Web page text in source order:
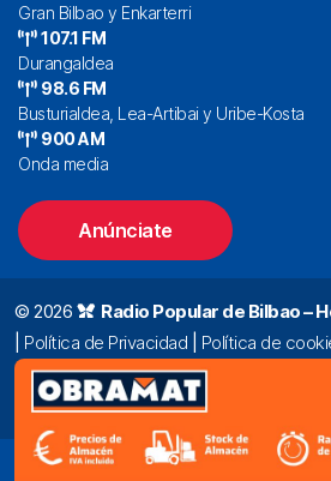
Gran Bilbao y Enkarterri
107.1 FM
Durangaldea
98.6 FM
Busturialdea, Lea-Artibai y Uribe-Kosta
900 AM
Onda media
Anúnciate
© 2026 Radio Popular de Bilbao –
Política de Privacidad Política de
Alda. Mazarredo, 47 – 7º 48009 Bilbao |
oyentes@radiopopular.com